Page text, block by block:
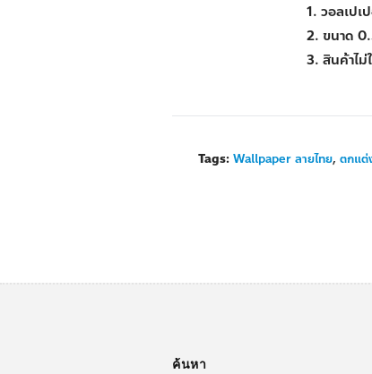
1. วอลเปเ
2. ขนาด
3. สินค้าไม่
Tags: Wallpaper ลายไทย, ตกแต่
ค้นหา